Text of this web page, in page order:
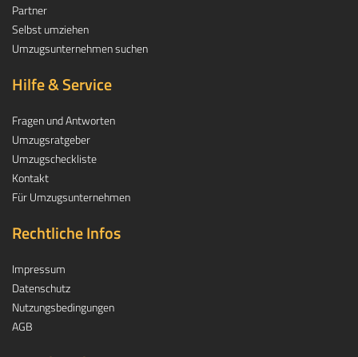
Partner
Selbst umziehen
Umzugsunternehmen suchen
Hilfe & Service
Fragen und Antworten
Umzugsratgeber
Umzugscheckliste
Kontakt
Für Umzugsunternehmen
Rechtliche Infos
Impressum
Datenschutz
Nutzungsbedingungen
AGB